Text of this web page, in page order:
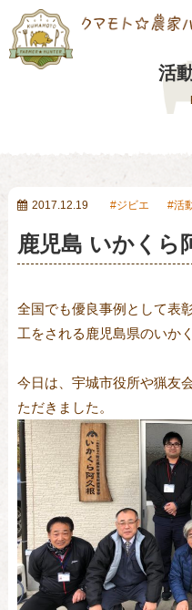
活
2017.12.19 ジビエ 活
鹿児島 いかくら
全国でも優良事例として表
工をされる鹿児島県のいか
今日は、宇城市役所や猟友
ただきました。